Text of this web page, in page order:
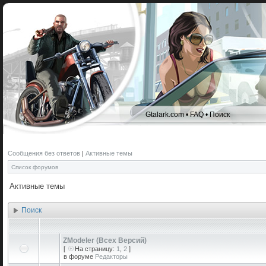
Gtalark.com •FAQ•Поиск
Сообщения без ответов | Активные темы
Список форумов
Активные темы
Поиск
ZModeler (Всех Версий)
[ На страницу: 1 2 ]
в форуме Редакторы